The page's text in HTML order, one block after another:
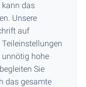
kann das
Unsere
auf
unnötig hohe
Sie
das gesamte